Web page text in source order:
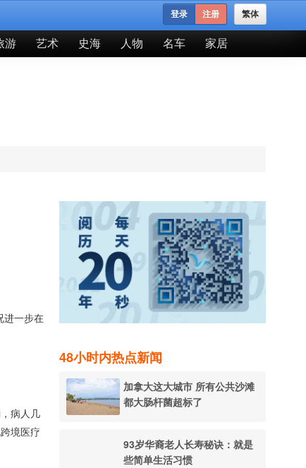
繁体
登录 注册
游 艺术 史海 人物 名车 家居
进一步在
病人几
境医疗
48小时内热点新闻
加拿大这大城市 所有公共沙滩
都大肠杆菌超标了
93岁华裔老人长寿秘诀：就是
些简单生活习惯